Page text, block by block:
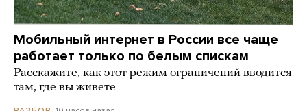
Мобильный интернет в России все чаще
работает только по белым спискам
Расскажите, как этот режим ограничений вводится
там, где вы живете